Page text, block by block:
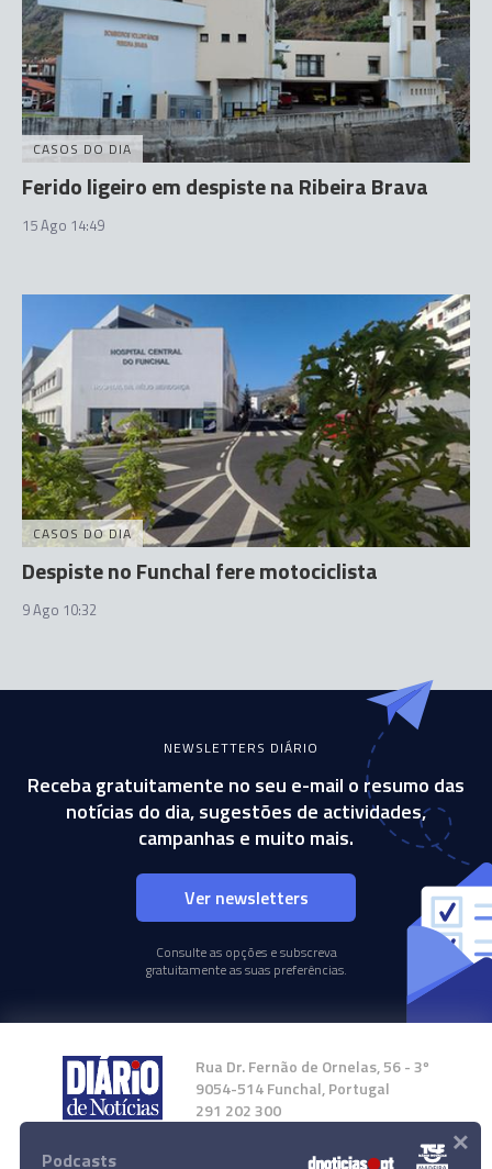
CASOS DO DIA
Ferido ligeiro em despiste na Ribeira Brava
15 Ago 14:49
CASOS DO DIA
Despiste no Funchal fere motociclista
9 Ago 10:32
NEWSLETTERS DIÁRIO
Receba gratuitamente no seu e-mail o resumo das
notícias do dia, sugestões de actividades,
campanhas e muito mais.
Ver newsletters
Consulte as opções e subscreva
gratuitamente as suas preferências.
Rua Dr. Fernão de Ornelas, 56 - 3º
9054-514 Funchal, Portugal
291 202 300
Instale a nossa App
Podcasts ×